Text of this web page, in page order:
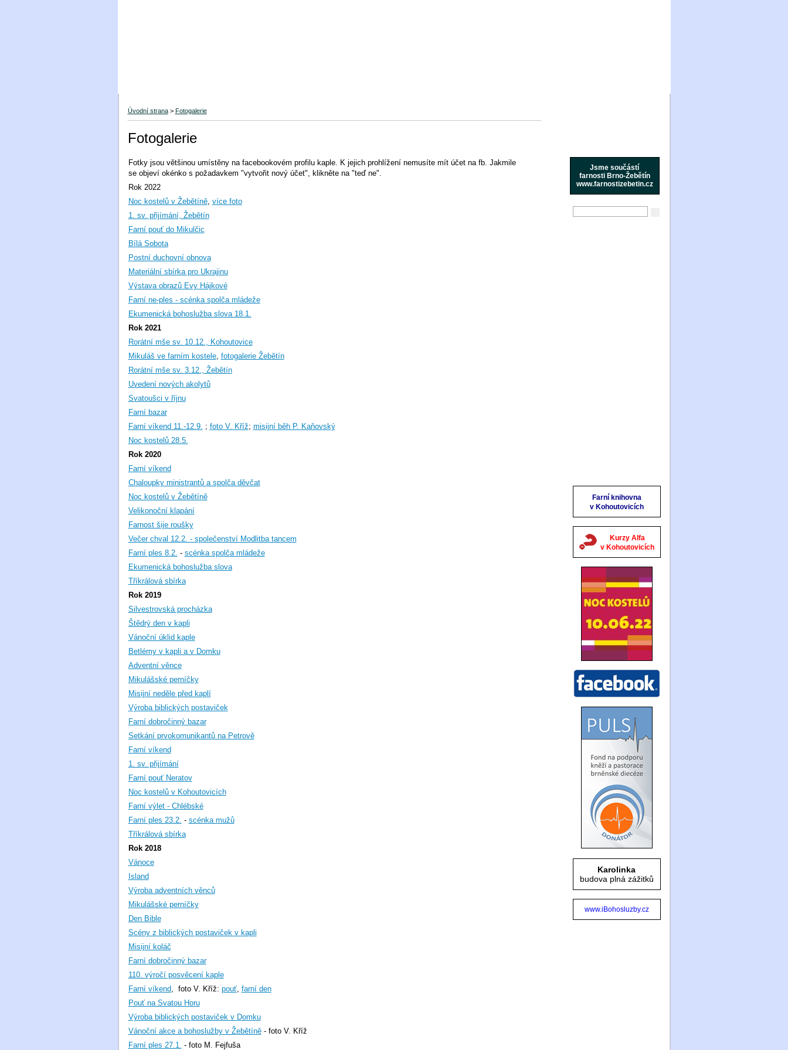
Jsme součástí
farnosti Brno-Žebětín
www.farnostizebetin.cz
Farní knihovna
v Kohoutovicích
Kurzy Alfa
v Kohoutovicích
Karolinka
budova plná zážitků
www.iBohosluzby.cz
Úvodní strana> Fotogalerie
Fotogalerie
Fotky jsou většinou umístěny na facebookovém profilu kaple. K jejich prohlížení nemusíte mít účet na fb. Jakmile
se objeví okénko s požadavkem "vytvořit nový účet", klikněte na "teď ne".
Rok 2022
Noc kostelů v Žebětíně, více foto
1. sv. přijímání, Žebětín
Farní pouť do Mikulčic
Bílá Sobota
Postní duchovní obnova
Materiální sbírka pro Ukrajinu
Výstava obrazů Evy Hájkové
Farní ne-ples - scénka spolča mládeže
Ekumenická bohoslužba slova 18.1.
Rok 2021
Rorátní mše sv. 10.12., Kohoutovice
Mikuláš ve farním kostele, fotogalerie Žebětín
Rorátní mše sv. 3.12., Žebětín
Uvedení nových akolytů
Svatoušci v říjnu
Farní bazar
Farní víkend 11.-12.9. ; foto V. Kříž; misijní běh P. Kaňovský
Noc kostelů 28.5.
Rok 2020
Farní víkend
Chaloupky ministrantů a spolča děvčat
Noc kostelů v Žebětíně
Velikonoční klapání
Farnost šije roušky
Večer chval 12.2. - společenství Modlitba tancem
Farní ples 8.2. - scénka spolča mládeže
Ekumenická bohoslužba slova
Tříkrálová sbírka
Rok 2019
Silvestrovská procházka
Štědrý den v kapli
Vánoční úklid kaple
Betlémy v kapli a v Domku
Adventní věnce
Mikulášské perníčky
Misijní neděle před kaplí
Výroba biblických postaviček
Farní dobročinný bazar
Setkání prvokomunikantů na Petrově
Farní víkend
1. sv. přijímání
Farní pouť Neratov
Noc kostelů v Kohoutovicích
Farní výlet - Chlébské
Farní ples 23.2. - scénka mužů
Tříkrálová sbírka
Rok 2018
Vánoce
Island
Výroba adventních věnců
Mikulášské perníčky
Den Bible
Scény z biblických postaviček v kapli
Misijní koláč
Farní dobročinný bazar
110. výročí posvěcení kaple
Farní víkend, foto V. Kříž: pouť, farní den
Pouť na Svatou Horu
Výroba biblických postaviček v Domku
Vánoční akce a bohoslužby v Žebětíně- foto V. Kříž
Farní ples 27.1. - foto M. Fejfuša